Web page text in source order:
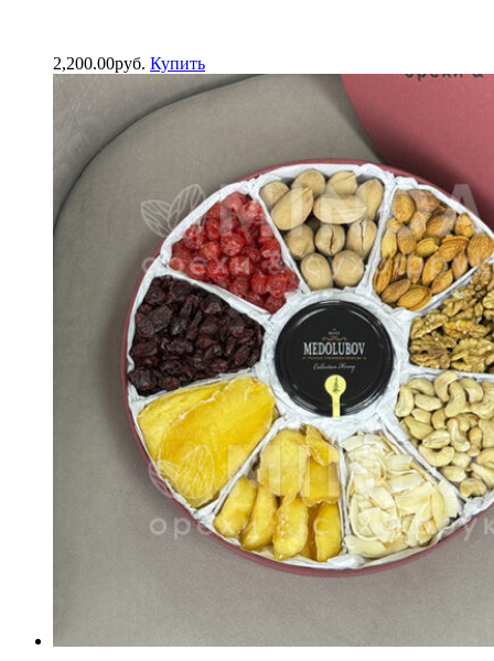
2,200.00руб. Купить